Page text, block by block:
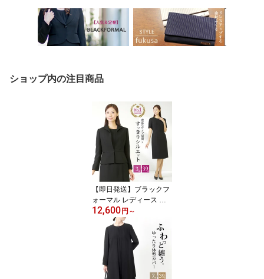
ショップ内の注目商品
【即日発送】ブラックフ
ォーマル レディース 喪
服 女性 礼服 大きいサイ
ズ【3号〜39号】アンサ
ンブル フォーマル ワン
ピース フォーマル 小さ
いサイズ スーツ ウィン
グカラー オールシーズン
葬儀 法事 卒業式 冠婚葬
12,600 円 ～